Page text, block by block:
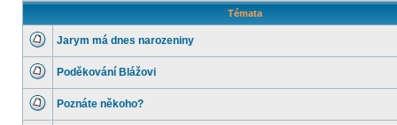
Témata
příspěvky
Jarym má dnes narozeniny
příspěvky
Poděkování Blážovi
Poznáte někoho?